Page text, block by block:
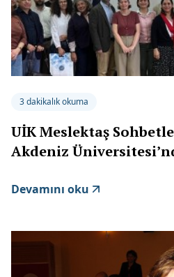
3 dakikalık okuma
UİK Meslektaş
Akdeniz
Devamını oku